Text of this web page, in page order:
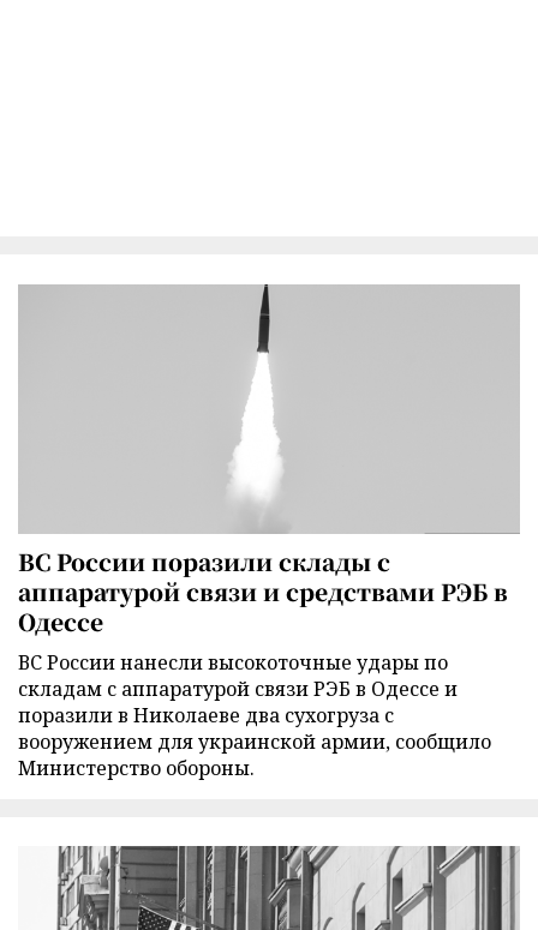
ВС России поразили склады с
аппаратурой связи и средствами РЭБ в
Одессе
ВС России нанесли высокоточные удары по
складам с аппаратурой связи РЭБ в Одессе и
поразили в Николаеве два сухогруза с
вооружением для украинской армии, сообщило
Министерство обороны.